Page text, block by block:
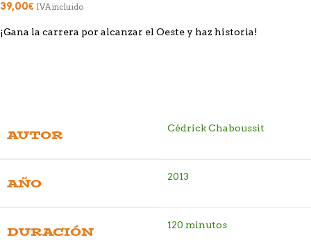
39,00€ IVA incluido
¡Gana la carrera por alcanzar el Oeste y haz historia!
AUTOR Cédrick Chaboussit
AÑO 2013
DURACIÓN 120 minutos